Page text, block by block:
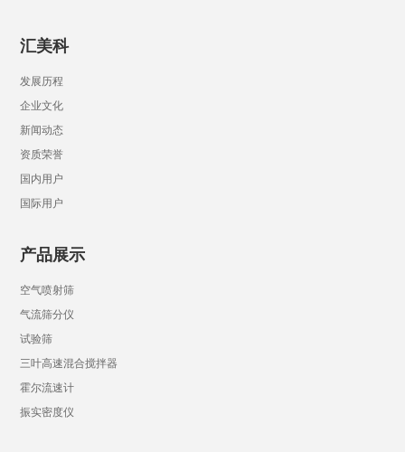
汇美科
发展历程
企业文化
新闻动态
资质荣誉
国内用户
国际用户
产品展示
空气喷射筛
气流筛分仪
试验筛
三叶高速混合搅拌器
霍尔流速计
振实密度仪